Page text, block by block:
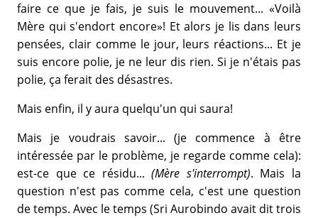
faire ce que je fais, je suis le mouvement... «Voilà
Mère qui s'endort encore»! Et alors je lis dans leurs
pensées, clair comme le jour, leurs réactions... Et je
suis encore polie, je ne leur dis rien. Si je n'étais pas
polie, ça ferait des désastres.
Mais enfin, il y aura quelqu'un qui saura!
Mais je voudrais savoir... (je commence à être
intéressée par le problème, je regarde comme cela):
est-ce que ce résidu...(Mère s'interrompt). Mais la
question n'est pas comme cela, c'est une question
de temps. Avec le temps (Sri Aurobindo avait dit trois